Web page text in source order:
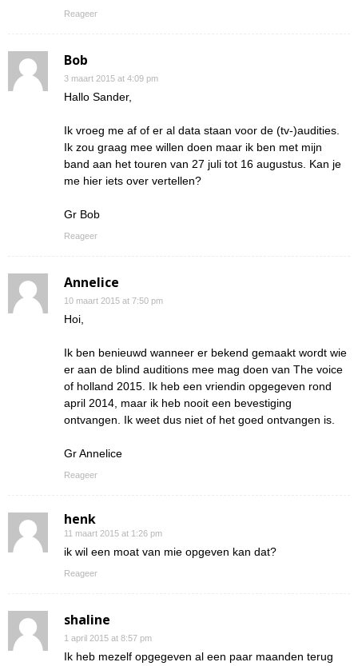
Reageer
Bob
3 maart 2015 at 4:09 pm
Hallo Sander,
Ik vroeg me af of er al data staan voor de (tv-)audities.
Ik zou graag mee willen doen maar ik ben met mijn
band aan het touren van 27 juli tot 16 augustus. Kan je
me hier iets over vertellen?
Gr Bob
Reageer
Annelice
10 maart 2015 at 7:50 pm
Hoi,
Ik ben benieuwd wanneer er bekend gemaakt wordt wie
er aan de blind auditions mee mag doen van The voice
of holland 2015. Ik heb een vriendin opgegeven rond
april 2014, maar ik heb nooit een bevestiging
ontvangen. Ik weet dus niet of het goed ontvangen is.
Gr Annelice
Reageer
henk
11 maart 2015 at 1:26 pm
ik wil een moat van mie opgeven kan dat?
Reageer
shaline
1 april 2015 at 8:57 pm
Ik heb mezelf opgegeven al een paar maanden terug